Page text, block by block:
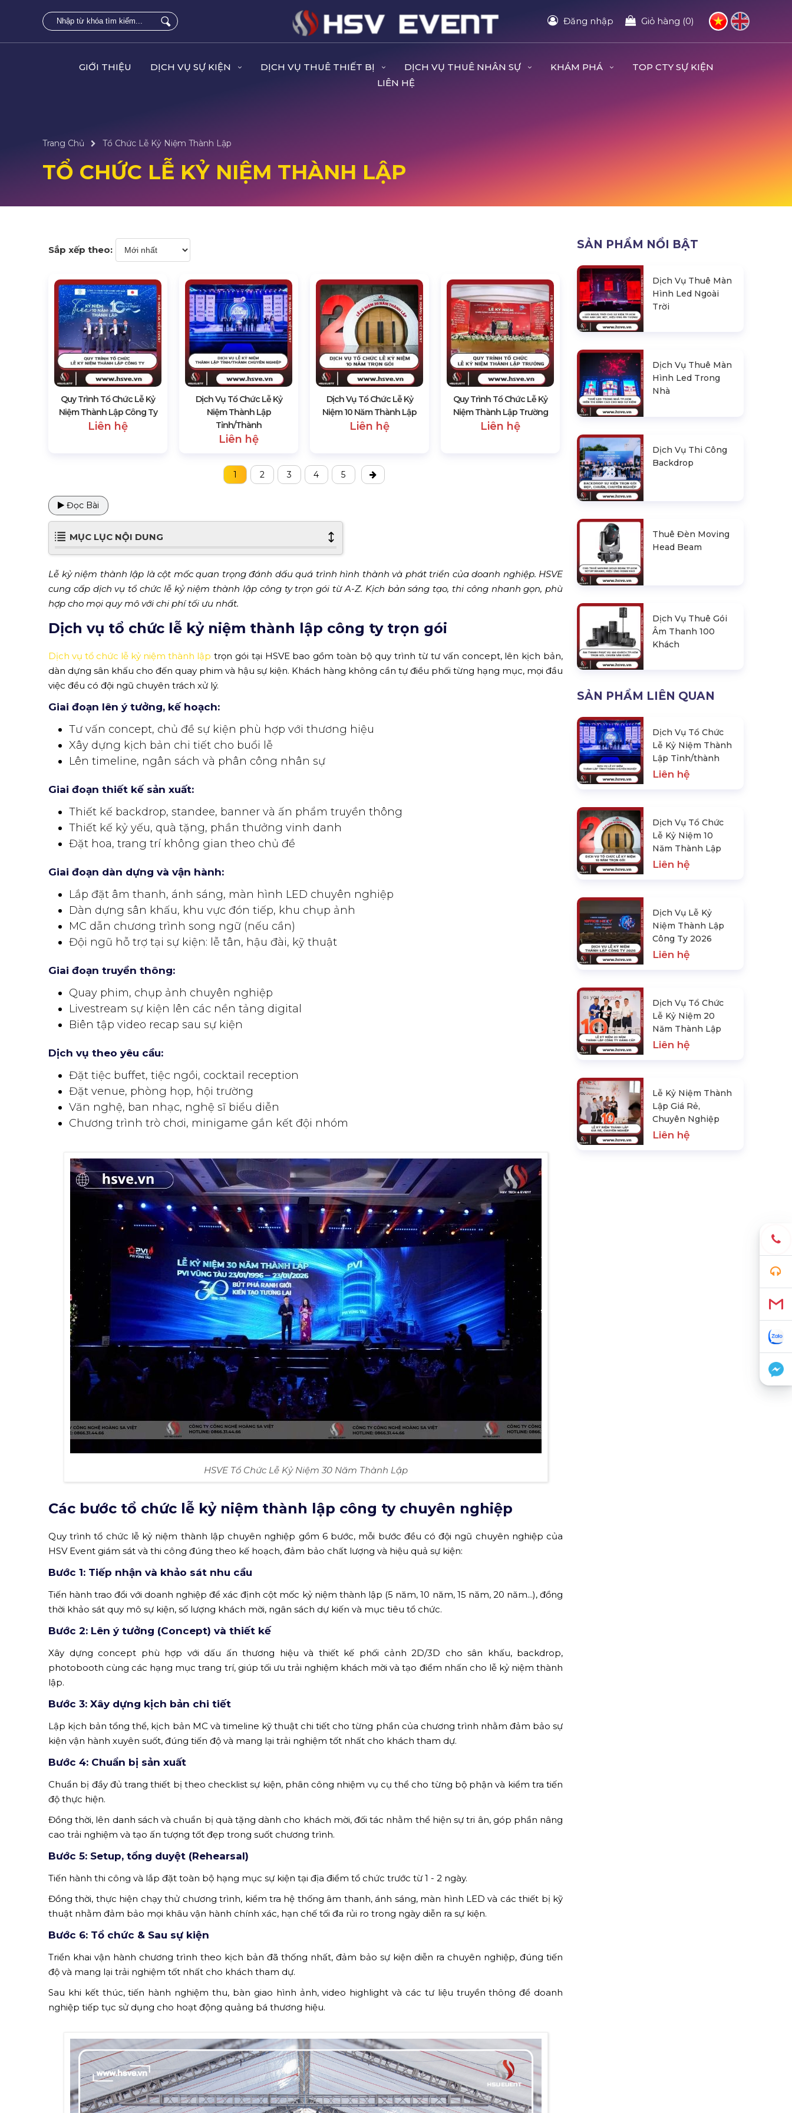
Đăng nhập Giỏ hàng (0)
GIỚI THIỆU DỊCH VỤ SỰ KIỆN DỊCH VỤ THUÊ THIẾT BỊ DỊCH VỤ THUÊ NHÂN SỰ KHÁM PHÁ
TOP CTY SỰ KIỆN
LIÊN HỆ
Trang Chủ Tổ Chức Lễ Kỷ Niệm Thành Lập
TỔ CHỨC LỄ KỶ NIỆM THÀNH LẬP
Sắp xếp theo:
Quy Trình Tổ Chức Lễ Kỷ
Niệm Thành Lập Công Ty
Liên hệ
Dịch Vụ Tổ Chức Lễ Kỷ
Niệm Thành Lập
Tỉnh/thành
Liên hệ
Dịch Vụ Tổ Chức Lễ Kỷ
Niệm 10 Năm Thành Lập
Liên hệ
Quy Trình Tổ Chức Lễ Kỷ
Niệm Thành Lập Trường
Liên hệ
1 2 3 4 5
Đọc Bài
MỤC LỤC NỘI DUNG
Lễ kỷ niệm thành lập là cột mốc quan trọng đánh dấu quá trình hình thành và phát triển của doanh nghiệp. HSVE
cung cấp dịch vụ tổ chức lễ kỷ niệm thành lập công ty trọn gói từ A-Z. Kịch bản sáng tạo, thi công nhanh gọn, phù
hợp cho mọi quy mô với chi phí tối ưu nhất.
Dịch vụ tổ chức lễ kỷ niệm thành lập công ty trọn gói
Dịch vụ tổ chức lễ kỷ niệm thành lập trọn gói tại HSVE bao gồm toàn bộ quy trình từ tư vấn concept, lên kịch bản,
dàn dựng sân khấu cho đến quay phim và hậu sự kiện. Khách hàng không cần tự điều phối từng hạng mục, mọi đầu
việc đều có đội ngũ chuyên trách xử lý.
Giai đoạn lên ý tưởng, kế hoạch:
Tư vấn concept, chủ đề sự kiện phù hợp với thương hiệu
Xây dựng kịch bản chi tiết cho buổi lễ
Lên timeline, ngân sách và phân công nhân sự
Giai đoạn thiết kế sản xuất:
Thiết kế backdrop, standee, banner và ấn phẩm truyền thông
Thiết kế kỷ yếu, quà tặng, phần thưởng vinh danh
Đặt hoa, trang trí không gian theo chủ đề
Giai đoạn dàn dựng và vận hành:
Lắp đặt âm thanh, ánh sáng, màn hình LED chuyên nghiệp
Dàn dựng sân khấu, khu vực đón tiếp, khu chụp ảnh
MC dẫn chương trình song ngữ (nếu cần)
Đội ngũ hỗ trợ tại sự kiện: lễ tân, hậu đài, kỹ thuật
Giai đoạn truyền thông:
Quay phim, chụp ảnh chuyên nghiệp
Livestream sự kiện lên các nền tảng digital
Biên tập video recap sau sự kiện
Dịch vụ theo yêu cầu:
Đặt tiệc buffet, tiệc ngồi, cocktail reception
Đặt venue, phòng họp, hội trường
Văn nghệ, ban nhạc, nghệ sĩ biểu diễn
Chương trình trò chơi, minigame gắn kết đội nhóm
HSVE Tổ Chức Lễ Kỷ Niệm 30 Năm Thành Lập
Các bước tổ chức lễ kỷ niệm thành lập công ty chuyên nghiệp
Quy trình tổ chức lễ kỷ niệm thành lập chuyên nghiệp gồm 6 bước, mỗi bước đều có đội ngũ chuyên nghiệp của
HSV Event giám sát và thi công đúng theo kế hoạch, đảm bảo chất lượng và hiệu quả sự kiện:
Bước 1: Tiếp nhận và khảo sát nhu cầu
Tiến hành trao đổi với doanh nghiệp để xác định cột mốc kỷ niệm thành lập (5 năm, 10 năm, 15 năm, 20 năm...), đồng
thời khảo sát quy mô sự kiện, số lượng khách mời, ngân sách dự kiến và mục tiêu tổ chức.
Bước 2: Lên ý tưởng (Concept) và thiết kế
Xây dựng concept phù hợp với dấu ấn thương hiệu và thiết kế phối cảnh 2D/3D cho sân khấu, backdrop,
photobooth cùng các hạng mục trang trí, giúp tối ưu trải nghiệm khách mời và tạo điểm nhấn cho lễ kỷ niệm thành
lập.
Bước 3: Xây dựng kịch bản chi tiết
Lập kịch bản tổng thể, kịch bản MC và timeline kỹ thuật chi tiết cho từng phần của chương trình nhằm đảm bảo sự
kiện vận hành xuyên suốt, đúng tiến độ và mang lại trải nghiệm tốt nhất cho khách tham dự.
Bước 4: Chuẩn bị sản xuất
Chuẩn bị đầy đủ trang thiết bị theo checklist sự kiện, phân công nhiệm vụ cụ thể cho từng bộ phận và kiểm tra tiến
độ thực hiện.
Đồng thời, lên danh sách và chuẩn bị quà tặng dành cho khách mời, đối tác nhằm thể hiện sự tri ân, góp phần nâng
cao trải nghiệm và tạo ấn tượng tốt đẹp trong suốt chương trình.
Bước 5: Setup, tổng duyệt (Rehearsal)
Tiến hành thi công và lắp đặt toàn bộ hạng mục sự kiện tại địa điểm tổ chức trước từ 1 - 2 ngày.
Đồng thời, thực hiện chạy thử chương trình, kiểm tra hệ thống âm thanh, ánh sáng, màn hình LED và các thiết bị kỹ
thuật nhằm đảm bảo mọi khâu vận hành chính xác, hạn chế tối đa rủi ro trong ngày diễn ra sự kiện.
Bước 6: Tổ chức & Sau sự kiện
Triển khai vận hành chương trình theo kịch bản đã thống nhất, đảm bảo sự kiện diễn ra chuyên nghiệp, đúng tiến
độ và mang lại trải nghiệm tốt nhất cho khách tham dự.
Sau khi kết thúc, tiến hành nghiệm thu, bàn giao hình ảnh, video highlight và các tư liệu truyền thông để doanh
nghiệp tiếp tục sử dụng cho hoạt động quảng bá thương hiệu.
SẢN PHẨM NỔI BẬT
Dịch Vụ Thuê Màn
Hình Led Ngoài
Trời
Dịch Vụ Thuê Màn
Hình Led Trong
Nhà
Dịch Vụ Thi Công
Backdrop
Thuê Đèn Moving
Head Beam
Dịch Vụ Thuê Gói
Âm Thanh 100
Khách
SẢN PHẨM LIÊN QUAN
Dịch Vụ Tổ Chức
Lễ Kỷ Niệm Thành
Lập Tỉnh/thành
Liên hệ
Dịch Vụ Tổ Chức
Lễ Kỷ Niệm 10
Năm Thành Lập
Liên hệ
Dịch Vụ Lễ Kỷ
Niệm Thành Lập
Công Ty 2026
Liên hệ
Dịch Vụ Tổ Chức
Lễ Kỷ Niệm 20
Năm Thành Lập
Liên hệ
Lễ Kỷ Niệm Thành
Lập Giá Rẻ,
Chuyên Nghiệp
Liên hệ